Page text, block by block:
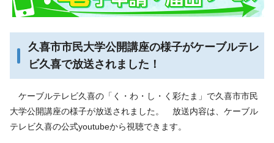
久喜市市民大学公開講座の様子がケーブルテレ
ビ久喜で放送されました！
ケーブルテレビ久喜の「く・わ・し・く彩たま」で久喜市市民
大学公開講座の様子が放送されました。 放送内容は、ケーブル
テレビ久喜の公式youtubeから視聴できます。